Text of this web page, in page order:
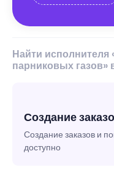
Найти
парниковых газов»
Создание
Создание заказов и
доступно